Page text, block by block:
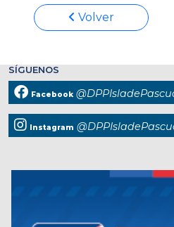
Volver
SÍGUENOS
Facebook
Instagram